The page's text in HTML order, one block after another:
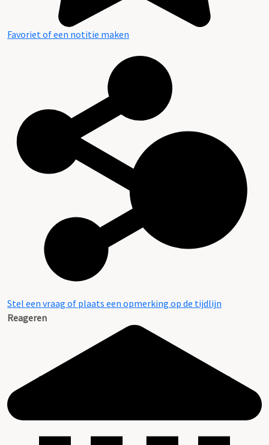
Inventaris van de archieven van de NV Koninklijke D.S.
Van Schuppen (Scheepjeswol)
Favoriet of een notitie maken
Stel een vraag of plaats een opmerking op de tijdlijn
Reageren